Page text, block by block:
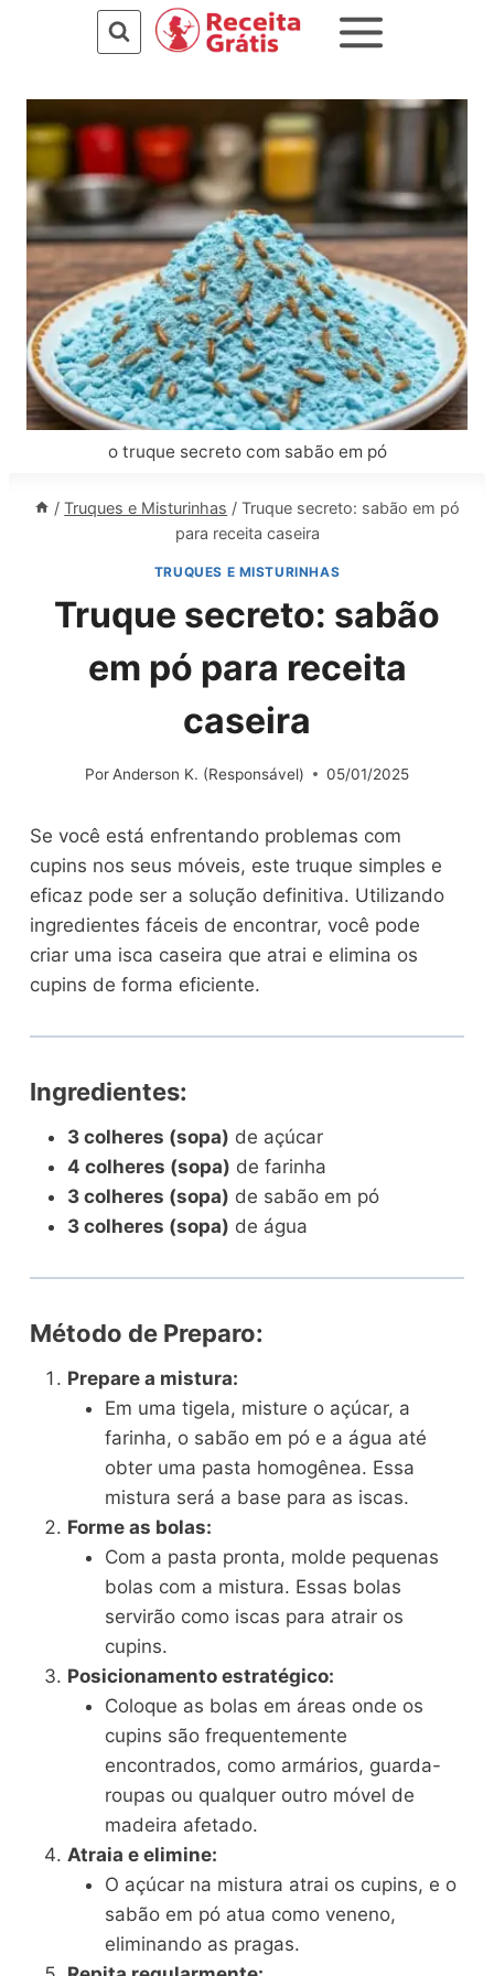
Conteúdo
o truque secreto com sabão em pó
/ Truques e Misturinhas / Truque secreto: sabão em pó
para receita caseira
TRUQUES E MISTURINHAS
Truque secreto: sabão
em pó para receita
caseira
Por Anderson K. (Responsável) 05/01/2025
Se você está enfrentando problemas com
cupins nos seus móveis, este truque simples e
eficaz pode ser a solução definitiva. Utilizando
ingredientes fáceis de encontrar, você pode
criar uma isca caseira que atrai e elimina os
cupins de forma eficiente.
Ingredientes:
3 colheres (sopa) de açúcar
4 colheres (sopa) de farinha
3 colheres (sopa) de sabão em pó
3 colheres (sopa) de água
Método de Preparo:
Prepare a mistura:
Em uma tigela, misture o açúcar, a
farinha, o sabão em pó e a água até
obter uma pasta homogênea. Essa
mistura será a base para as iscas.
Forme as bolas:
Com a pasta pronta, molde pequenas
bolas com a mistura. Essas bolas
servirão como iscas para atrair os
cupins.
Posicionamento estratégico:
Coloque as bolas em áreas onde os
cupins são frequentemente
encontrados, como armários, guarda-
roupas ou qualquer outro móvel de
madeira afetado.
Atraia e elimine:
O açúcar na mistura atrai os cupins, e o
sabão em pó atua como veneno,
eliminando as pragas.